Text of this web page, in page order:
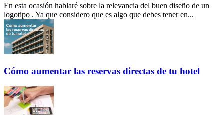
En esta ocasión hablaré sobre la relevancia del buen diseño de un
logotipo . Ya que considero que es algo que debes tener en...
Cómo aumentar las reservas directas de tu hotel